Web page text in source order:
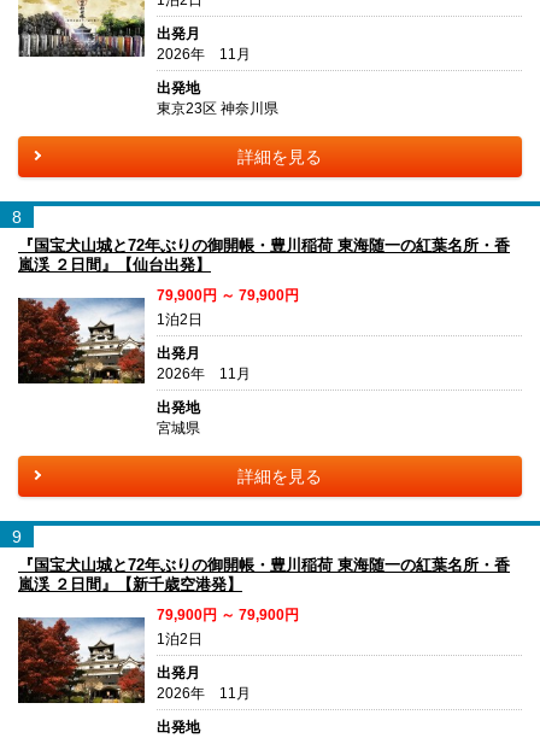
出発月
2026年 11月
出発地
東京23区 神奈川県
詳細を見る
8
『国宝犬山城と72年ぶりの御開帳・豊川稲荷 東海随一の紅葉名所・香
嵐渓 ２日間』【仙台出発】
79,900円 ～ 79,900円
1泊2日
出発月
2026年 11月
出発地
宮城県
詳細を見る
9
『国宝犬山城と72年ぶりの御開帳・豊川稲荷 東海随一の紅葉名所・香
嵐渓 ２日間』【新千歳空港発】
79,900円 ～ 79,900円
1泊2日
出発月
2026年 11月
出発地